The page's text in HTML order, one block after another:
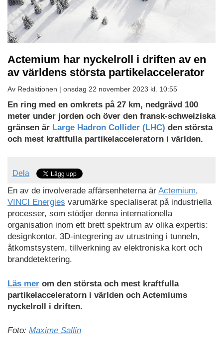
Actemium har nyckelroll i driften av en
av världens största partikelaccelerator
Av Redaktionen | onsdag 22 november 2023 kl. 10:55
Ladda
ned
som
PDF
En ring med en omkrets på 27 km, nedgrävd 100
meter under jorden och över den fransk-schweiziska
gränsen är Large Hadron Collider (LHC) den största
och mest kraftfulla partikelacceleratorn i världen.
Dela
En av de involverade affärsenheterna är Actemium,
VINCI Energies varumärke specialiserat på industriella
processer, som stödjer denna internationella
organisation inom ett brett spektrum av olika expertis:
designkontor, 3D-integrering av utrustning i tunneln,
åtkomstsystem, tillverkning av elektroniska kort och
branddetektering.
Läs mer om den största och mest kraftfulla
partikelacceleratorn i världen och Actemiums
nyckelroll i driften.
Foto: Maxime Sallin